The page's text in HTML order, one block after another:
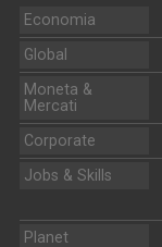
Economia
Global
Moneta &
Mercati
Corporate
Jobs & Skills
Planet